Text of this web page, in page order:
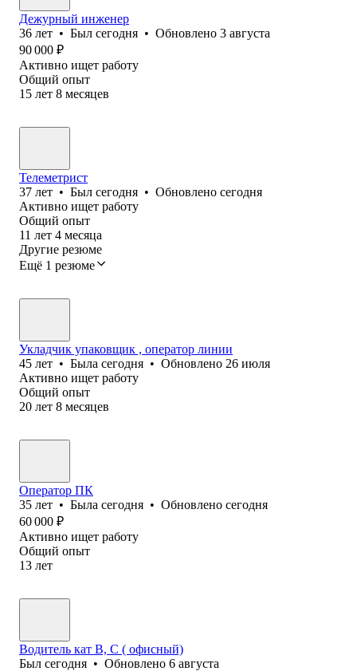
Дежурный инженер
36 лет • Был сегодня • Обновлено 3 августа
90 000 ₽
Активно ищет работу
Общий опыт
15 лет 8 месяцев
Телеметрист
37 лет • Был сегодня • Обновлено сегодня
Активно ищет работу
Общий опыт
11 лет 4 месяца
Другие резюме
Ещё 1 резюме
Укладчик упаковщик , оператор линии
45 лет • Была сегодня • Обновлено 26 июля
Активно ищет работу
Общий опыт
20 лет 8 месяцев
Оператор ПК
35 лет • Была сегодня • Обновлено сегодня
60 000 ₽
Активно ищет работу
Общий опыт
13 лет
Водитель кат В, С ( офисный)
Был сегодня • Обновлено 6 августа